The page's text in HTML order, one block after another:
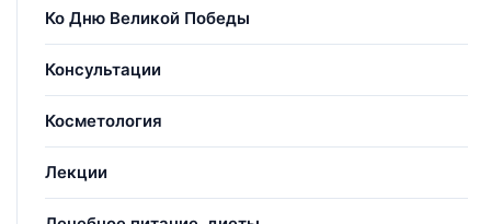
Ко Дню Великой Победы
Консультации
Косметология
Лекции